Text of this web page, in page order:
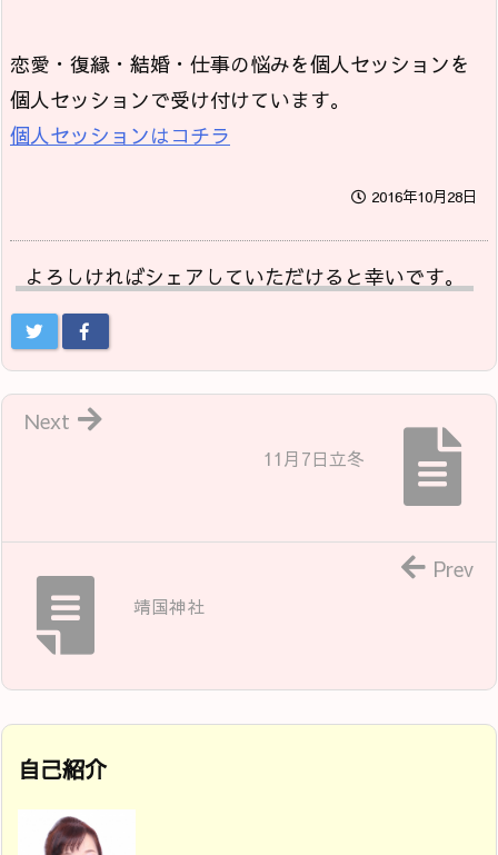
恋愛・復縁・結婚・仕事の悩みを個人セッションを
個人セッションで受け付けています。
個人セッションはコチラ
2016年10月28日
よろしければシェアしていただけると幸いです。
11月7日立冬
Next
靖国神社
Prev
自己紹介